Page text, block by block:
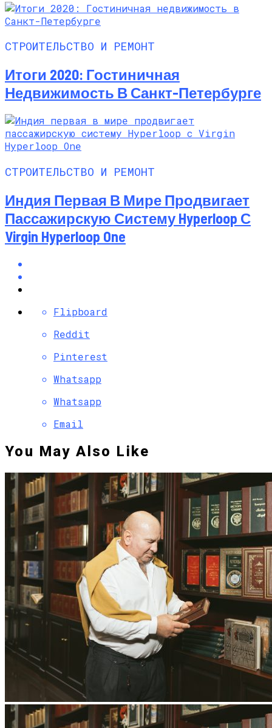
СТРОИТЕЛЬСТВО И РЕМОНТ
Итоги 2020: Гостиничная
Недвижимость В Санкт-Петербурге
СТРОИТЕЛЬСТВО И РЕМОНТ
Индия Первая В Мире Продвигает
Пассажирскую Систему Hyperloop С
Virgin Hyperloop One
Flipboard
Reddit
Pinterest
Whatsapp
Whatsapp
Email
You May Also Like